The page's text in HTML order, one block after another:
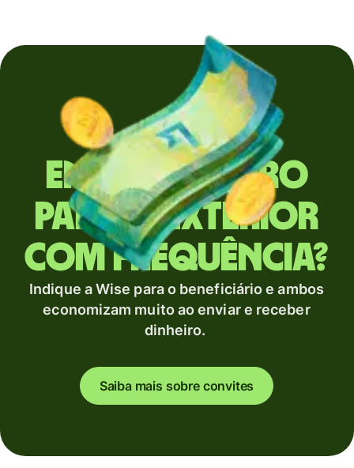
Envia dinheiro
para o exterior
com frequência?
Indique a Wise para o beneficiário e ambos
economizam muito ao enviar e receber
dinheiro.
Saiba mais sobre convites